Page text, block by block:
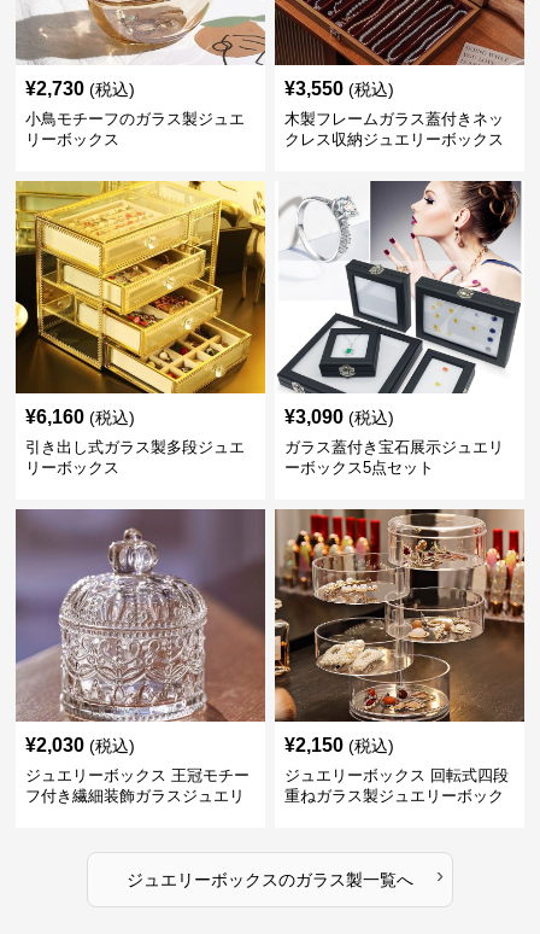
¥2,730 (税込)
小鳥モチーフのガラス製ジュエ
リーボックス
¥3,550 (税込)
木製フレームガラス蓋付きネッ
クレス収納ジュエリーボックス
¥6,160 (税込)
引き出し式ガラス製多段ジュエ
リーボックス
¥3,090 (税込)
ガラス蓋付き宝石展示ジュエリ
ーボックス5点セット
¥2,030 (税込)
ジュエリーボックス 王冠モチー
フ付き繊細装飾ガラスジュエリ
¥2,150 (税込)
ジュエリーボックス 回転式四段
重ねガラス製ジュエリーボック
ジュエリーボックスのガラス製一覧へ ›